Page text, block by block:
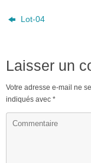
Lot-04
Laisser un
Votre adresse e-mail ne
indiqués avec *